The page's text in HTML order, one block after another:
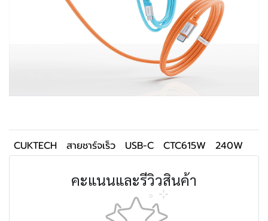
CUKTECH สายชาร์จเร็ว USB-C CTC615W 240W
คะแนนและรีวิวสินค้า